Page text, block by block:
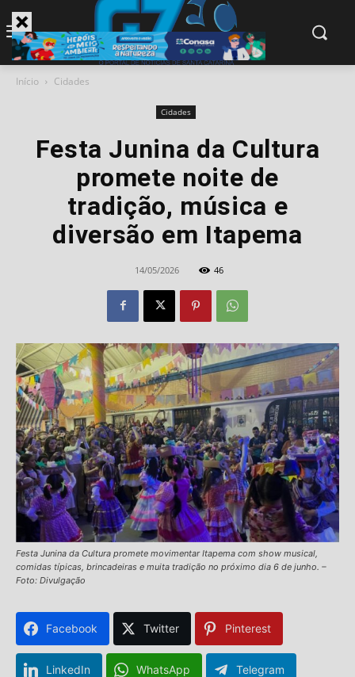
Início Cidades
Cidades
Festa Junina da Cultura
promete noite de
tradição, música e
diversão em Itapema
14/05/2026 46
Festa Junina da Cultura promete movimentar Itapema com show musical,
comidas típicas, brincadeiras e muita tradição no próximo dia 6 de junho. –
Foto: Divulgação
Facebook Twitter Pinterest
LinkedIn WhatsApp Telegram
modal-check